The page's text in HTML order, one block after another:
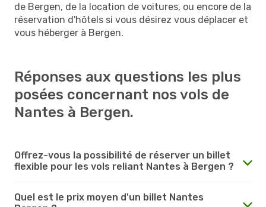
de Bergen, de la location de voitures, ou encore de la
réservation d'hôtels si vous désirez vous déplacer et
vous héberger à Bergen.
Réponses aux questions les plus
posées concernant nos vols de
Nantes à Bergen.
Offrez-vous la possibilité de réserver un billet
flexible pour les vols reliant Nantes à Bergen ?
Quel est le prix moyen d'un billet Nantes